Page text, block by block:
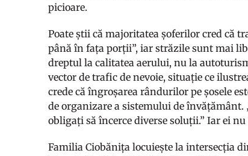
picioare.
Poate știi că majoritatea șoferilor cred că
până în fața porții”, iar străzile sunt mai
dreptul la calitatea aerului, nu la
vector de trafic de nevoie, situație ce
crede că îngroșarea rândurilor pe șosele
de organizare a sistemului de
obligați să încerce diverse soluții.” Iar ei
Familia Ciobănița locuiește la intersecția